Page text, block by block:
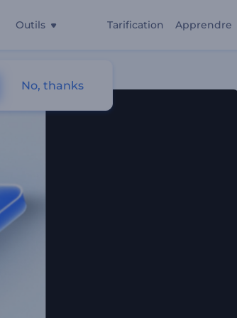
Outils Tarification Apprendre
No, thanks